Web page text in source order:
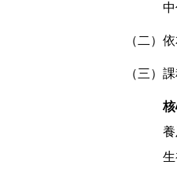
（二）
（三）
核
生